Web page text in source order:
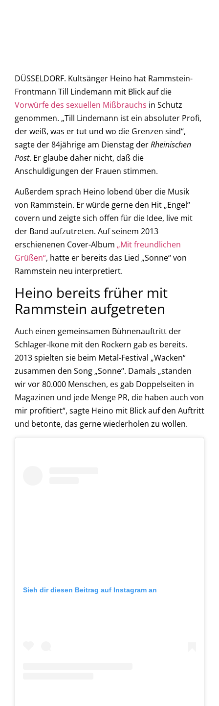
DÜSSELDORF. Kultsänger Heino hat Rammstein-
Frontmann Till Lindemann mit Blick auf die
Vorwürfe des sexuellen Mißbrauchs in Schutz
genommen. „Till Lindemann ist ein absoluter Profi,
der weiß, was er tut und wo die Grenzen sind“,
sagte der 84jährige am Dienstag derRheinischen
Post. Er glaube daher nicht, daß die
Anschuldigungen der Frauen stimmen.
Außerdem sprach Heino lobend über die Musik
von Rammstein. Er würde gerne den Hit „Engel“
covern und zeigte sich offen für die Idee, live mit
der Band aufzutreten. Auf seinem 2013
erschienenen Cover-Album „Mit freundlichen
Grüßen“, hatte er bereits das Lied „Sonne“ von
Rammstein neu interpretiert.
Heino bereits früher mit
Rammstein aufgetreten
Auch einen gemeinsamen Bühnenauftritt der
Schlager-Ikone mit den Rockern gab es bereits.
2013 spielten sie beim Metal-Festival „Wacken“
zusammen den Song „Sonne“. Damals „standen
wir vor 80.000 Menschen, es gab Doppelseiten in
Magazinen und jede Menge PR, die haben auch von
mir profitiert“, sagte Heino mit Blick auf den Auftritt
und betonte, das gerne wiederholen zu wollen.
Sieh dir diesen Beitrag auf Instagram an